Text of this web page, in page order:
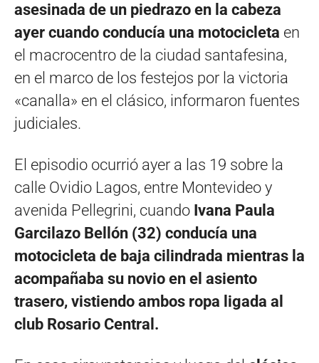
asesinada de un piedrazo en la cabeza
ayer cuando conducía una motocicleta en
el macrocentro de la ciudad santafesina,
en el marco de los festejos por la victoria
«canalla» en el clásico, informaron fuentes
judiciales.
El episodio ocurrió ayer a las 19 sobre la
calle Ovidio Lagos, entre Montevideo y
avenida Pellegrini, cuando Ivana Paula
Garcilazo Bellón (32) conducía una
motocicleta de baja cilindrada mientras la
acompañaba su novio en el asiento
trasero, vistiendo ambos ropa ligada al
club Rosario Central.